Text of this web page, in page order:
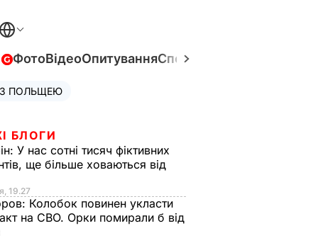
ФотоВідеоОпитуванняСпецпроєкти
ПОЛЬЩЕЮ
БЛОГИ
У нас сотні тисяч фіктивних
ще більше ховаються від
19.27
Колобок повинен укласти
на СВО. Орки помирали б від